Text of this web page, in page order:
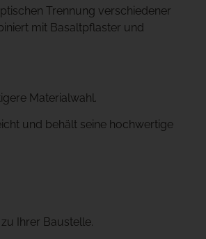
Trennung verschiedener
mit Basaltpflaster und
Materialwahl.
und behält seine hochwertige
Ihrer Baustelle.